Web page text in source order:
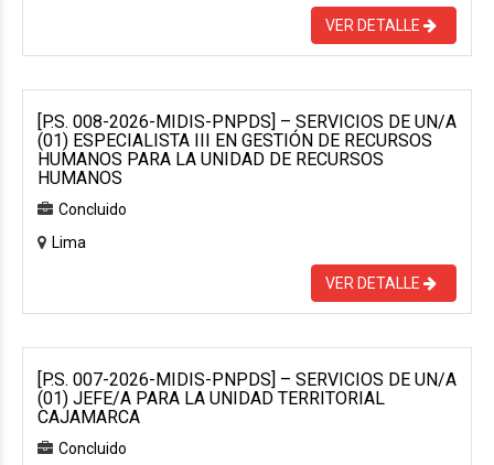
VER DETALLE
[P.S. 008-2026-MIDIS-PNPDS] – SERVICIOS DE UN/A
(01) ESPECIALISTA III EN GESTIÓN DE RECURSOS
HUMANOS PARA LA UNIDAD DE RECURSOS
HUMANOS
Concluido
Lima
VER DETALLE
[P.S. 007-2026-MIDIS-PNPDS] – SERVICIOS DE UN/A
(01) JEFE/A PARA LA UNIDAD TERRITORIAL
CAJAMARCA
Concluido